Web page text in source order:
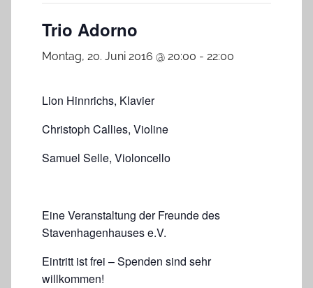
Trio Adorno
Montag, 20. Juni 2016 @ 20:00 - 22:00
Lion Hinnrichs, Klavier
Christoph Callies, Violine
Samuel Selle, Violoncello
Eine Veranstaltung der Freunde des
Stavenhagenhauses e.V.
Eintritt ist frei – Spenden sind sehr
willkommen!